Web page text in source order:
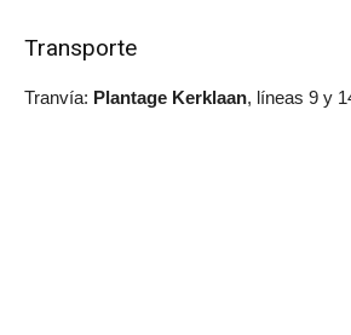
Transporte
Tranvía: Plantage Kerklaan, líneas 9 y